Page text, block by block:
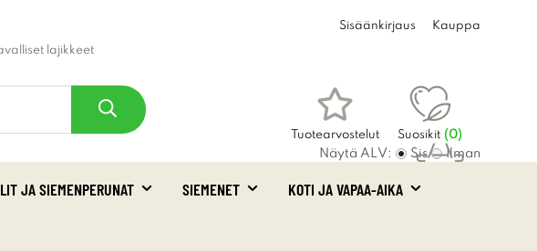
lajikkeet
Sisäänkirjaus Kauppa
Tuotearvostelut Suosikit (0)
Ostoskori
Näytä ALV: Sis Ilman
JA SIEMENPERUNAT SIEMENET KOTI JA VAPAA-AIKA